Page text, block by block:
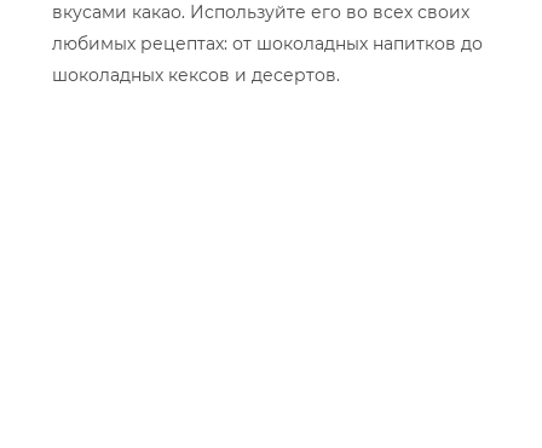
вкусами какао. Используйте его во всех своих
любимых рецептах: от шоколадных напитков до
шоколадных кексов и десертов.